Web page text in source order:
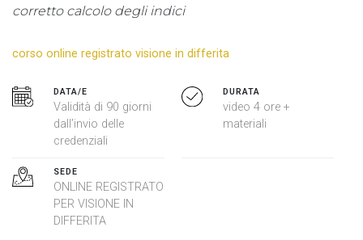
corretto calcolo degli indici
corso online registrato visione in differita
DATA/E
Validità di 90 giorni
dall’invio delle
credenziali
DURATA
video 4 ore +
materiali
SEDE
ONLINE REGISTRATO
PER VISIONE IN
DIFFERITA